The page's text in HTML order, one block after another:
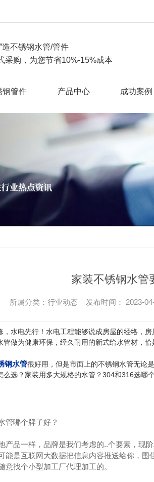
造不锈钢水管/管件
采购，为您节省10%-15%成本
钢管件 产品中心 成功案例
家装不锈钢水管
所属分类：行业动态 发布时间： 2023-
，水电先行！水电工程能够说成房屋的经络，
管做为健康环保，经久耐用的新式给水管材，恰
钢水管很好用，但是市面上的不锈钢水管无论
么选？家装用多大规格的水管？304和316选哪
管哪个牌子好？
产品一样，品牌是我们考虑的..个要素，现
能是互联网大数据把信息内容推送给你，
意找个小型加工厂代理加工的。